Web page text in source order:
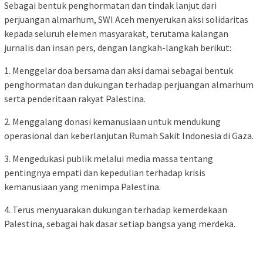
Sebagai bentuk penghormatan dan tindak lanjut dari
perjuangan almarhum, SWI Aceh menyerukan aksi solidaritas
kepada seluruh elemen masyarakat, terutama kalangan
jurnalis dan insan pers, dengan langkah-langkah berikut:
1. Menggelar doa bersama dan aksi damai sebagai bentuk
penghormatan dan dukungan terhadap perjuangan almarhum
serta penderitaan rakyat Palestina.
2. Menggalang donasi kemanusiaan untuk mendukung
operasional dan keberlanjutan Rumah Sakit Indonesia di Gaza.
3. Mengedukasi publik melalui media massa tentang
pentingnya empati dan kepedulian terhadap krisis
kemanusiaan yang menimpa Palestina.
4. Terus menyuarakan dukungan terhadap kemerdekaan
Palestina, sebagai hak dasar setiap bangsa yang merdeka.